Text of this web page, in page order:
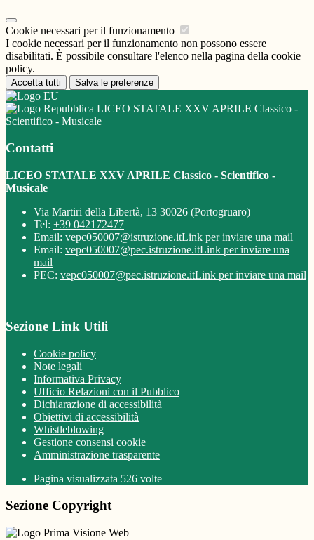
Cookie necessari per il funzionamento
I cookie necessari per il funzionamento non possono essere
disabilitati. È possibile consultare l'elenco nella pagina della cookie
policy.
Accetta tutti Salva le preferenze
LICEO STATALE XXV APRILE Classico -
Scientifico - Musicale
Contatti
LICEO STATALE XXV APRILE Classico - Scientifico -
Musicale
Via Martiri della Libertà, 13 30026 (Portogruaro)
Tel: +39 042172477
Email: vepc050007@istruzione.itLink per inviare una mail
Email: vepc050007@pec.istruzione.itLink per inviare una
mail
PEC: vepc050007@pec.istruzione.itLink per inviare una mail
Sezione Link Utili
Cookie policy
Note legali
Informativa Privacy
Ufficio Relazioni con il Pubblico
Dichiarazione di accessibilità
Obiettivi di accessibilità
Whistleblowing
Gestione consensi cookie
Amministrazione trasparente
Pagina visualizzata 526 volte
Sezione Copyright